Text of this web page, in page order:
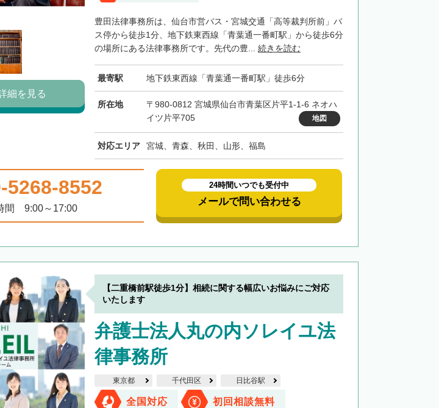
豊田法律事務所は、仙台市営バス・宮城交通「高等裁判所前」バ
ス停から徒歩1分、地下鉄東西線「青葉通一番町駅」から徒歩6分
の場所にある法律事務所です。先代の豊... 続きを読む
最寄駅 地下鉄東西線「青葉通一番町駅」徒歩6分
所在地
〒980-0812 宮城県仙台市青葉区片平1-1-6 ネオハ
イツ片平705
地図
対応エリア 宮城、青森、秋田、山形、福島
細を見る
5268-8552
間 9:00～17:00
24時間いつでも受付中
メールで問い合わせる
【二重橋前駅徒歩1分】相続に関する幅広いお悩みにご対応
いたします
弁護士法人丸の内ソレイユ法
律事務所
東京都 千代田区 日比谷駅
全国対応 初回相談無料